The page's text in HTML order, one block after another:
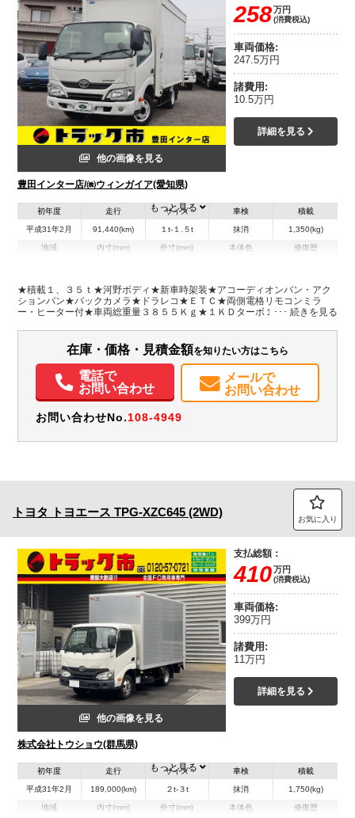
他の画像を見る
豊田インター店/㈱ウィンガイア(愛知県)
258万円
(消費税込)
車両価格:
247.5万円
諸費用:
10.5万円
詳細を見る
初年度
平成31年2月
走行
91,440(km)
サイズ
１t-１.５t
車検
抹消
積載
1,350(kg)
地域 内寸(mm)
H:1,880
外寸(mm)
H:2,690
本体色 修復歴
装備情報
電動格納ミラー
ETC バックモニター ドラレコ
取扱説明書（一部含む）
メンテナンスノート（保証書）
もっと見る
★積載１、３５ｔ★河野ボディ★新車時架装★アコーディオンバン・アク
ションバン★バックカメラ★ドラレコ★ＥＴＣ★両側電格リモコンミラ
ー・ヒーター付★車両総重量３８５５Ｋｇ★１ＫＤターボ１４５馬力★荷
スペアキー・荷箱の鍵★フロアマット・バイザー★
在庫・価格・見積金額を知りたい方はこちら
電話で
お問い合わせ
メールで
お問い合わせ
お問い合わせNo.108-4949
トヨタ トヨエース TPG-XZC645 (2WD) お気に入り
他の画像を見る
株式会社トウショウ(群馬県)
支払総額：
410万円
(消費税込)
車両価格:
399万円
諸費用:
11万円
詳細を見る
初年度
平成31年2月
走行
189,000(km)
サイズ
２t-３t
車検
抹消
積載
1,750(kg)
地域 内寸(mm) 外寸(mm) 本体色 修復歴
もっと見る